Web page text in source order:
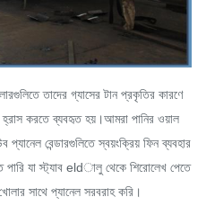
তাদের গ্যাসের টান প্রকৃতির কারণে
হ্রাস করতে ব্যবহৃত হয়।আমরা পানির ওয়াল
প্যানেল বেন্ডারগুলিতে স্বয়ংক্রিয় ফিন ব্যবহার
পারি যা স্ট্যাব eldালু থেকে শিরোলেখ পেতে
সাথে প্যানেল সরবরাহ করি।